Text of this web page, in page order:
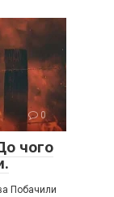
0
чого
Побачили